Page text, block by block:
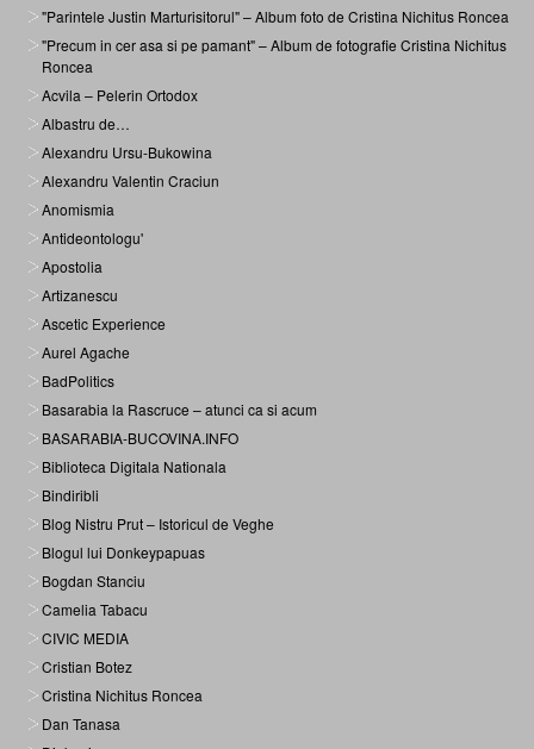
"Parintele Justin Marturisitorul" – Album foto de Cristina Nichitus Roncea
"Precum in cer asa si pe pamant" – Album de fotografie Cristina Nichitus
Roncea
Acvila – Pelerin Ortodox
Albastru de…
Alexandru Ursu-Bukowina
Alexandru Valentin Craciun
Anomismia
Antideontologu'
Apostolia
Artizanescu
Ascetic Experience
Aurel Agache
BadPolitics
Basarabia la Rascruce – atunci ca si acum
BASARABIA-BUCOVINA.INFO
Biblioteca Digitala Nationala
Bindiribli
Blog Nistru Prut – Istoricul de Veghe
Blogul lui Donkeypapuas
Bogdan Stanciu
Camelia Tabacu
CIVIC MEDIA
Cristian Botez
Cristina Nichitus Roncea
Dan Tanasa